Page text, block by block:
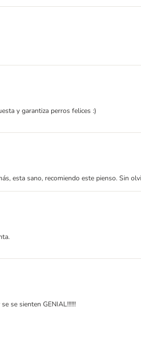
y garantiza perros felices :)
esta sano, recomiendo este pienso. Sin
se sienten GENIAL!!!!!!